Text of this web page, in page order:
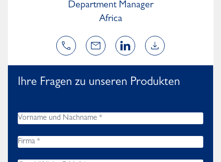
Department Manager
Africa
Ihre Fragen zu unseren Produkten